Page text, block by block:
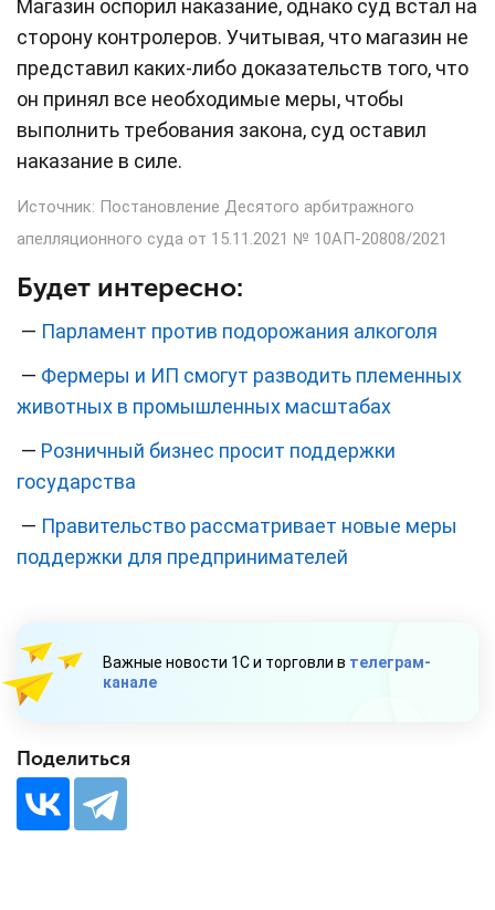
Магазин оспорил наказание, однако суд встал на
сторону контролеров. Учитывая, что магазин не
представил каких-либо доказательств того, что
он принял все необходимые меры, чтобы
выполнить требования закона, суд оставил
наказание в силе.
Источник: Постановление Десятого арбитражного
апелляционного суда от 15.11.2021 № 10АП-20808/2021
Будет интересно:
— Парламент против подорожания алкоголя
— Фермеры и ИП смогут разводить племенных
животных в промышленных масштабах
— Розничный бизнес просит поддержки
государства
— Правительство рассматривает новые меры
поддержки для предпринимателей
Важные новости 1С и торговли в телеграм-
канале
Поделиться